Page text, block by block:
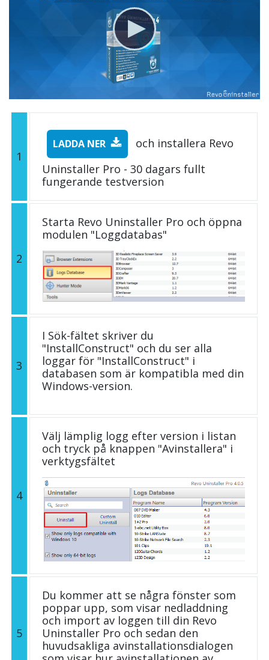
1
LADDA NER
och installera Revo
Uninstaller Pro - 30 dagars fullt
fungerande testversion
2
Starta Revo Uninstaller Pro och öppna
modulen "Loggdatabas"
3
I Sök-fältet skriver du
"InstallConstruct" och du ser alla
loggar för "InstallConstruct" i
databasen som är kompatibla med din
Windows-version.
4
Välj lämplig logg efter version i listan
och tryck på knappen "Avinstallera" i
verktygsfältet
5
Du kommer att se några fönster som
poppar upp, som visar nedladdning
och import av loggen till din Revo
Uninstaller Pro och sedan den
huvudsakliga avinstallationsdialogen